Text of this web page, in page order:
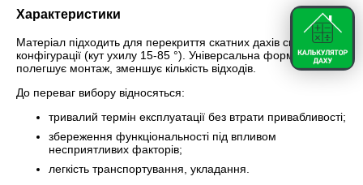
Характеристики
Матеріал підходить для перекриття скатних дахів складної
конфігурації (кут ухилу 15-85 °). Універсальна форма гонту
полегшує монтаж, зменшує кількість відходів.
До переваг вибору відносяться:
тривалий термін експлуатації без втрати привабливості;
збереження функціональності під впливом
несприятливих факторів;
легкість транспортування, укладання.